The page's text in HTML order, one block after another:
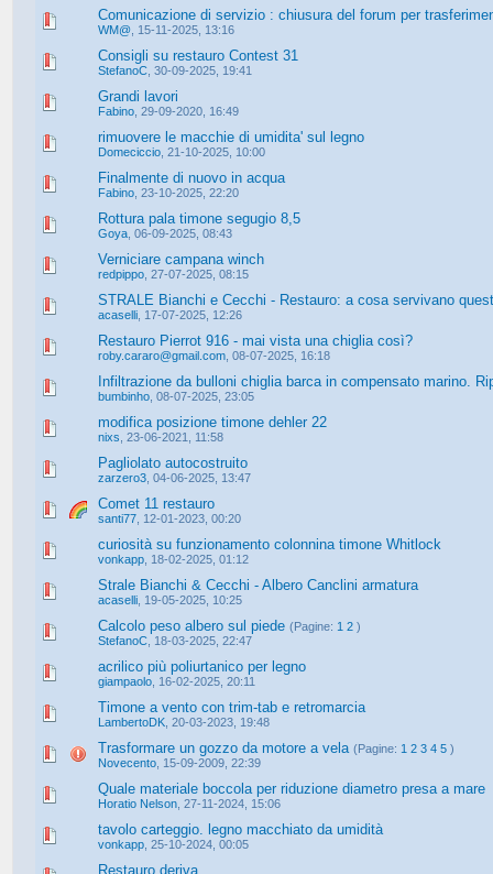
Comunicazione di servizio : chiusura del forum per
WM@ 15-11-2025, 13:16
Consigli su restauro Contest 31
StefanoC ,30-09-2025, 19:41
Grandi lavori
Fabino ,29-09-2020, 16:49
rimuovere le macchie di umidita' sul legno
Domeciccio ,21-10-2025, 10:00
Finalmente di nuovo in acqua
Fabino ,23-10-2025, 22:20
Rottura pala timone segugio 8,5
Goya ,06-09-2025, 08:43
Verniciare campana winch
redpippo ,27-07-2025, 08:15
STRALE Bianchi e Cecchi - Restauro: a cosa servivano
acaselli 17-07-2025, 12:26
Restauro Pierrot 916 - mai vista una chiglia così?
roby.cararo@gmail.com ,08-07-2025, 16:18
Infiltrazione da bulloni chiglia barca in compensato marino.
bumbinho ,08-07-2025, 23:05
modifica posizione timone dehler 22
nixs ,23-06-2021, 11:58
Pagliolato autocostruito
zarzero3 ,04-06-2025, 13:47
Comet 11 restauro
santi77 12-01-2023, 00:20
curiosità su funzionamento colonnina timone Whitlock
vonkapp 18-02-2025, 01:12
Strale Bianchi & Cecchi - Albero Canclini armatura
acaselli 19-05-2025, 10:25
Calcolo peso albero sul piede (Pagine: 1 2 )
StefanoC 18-03-2025, 22:47
acrilico più poliurtanico per legno
giampaolo 16-02-2025, 20:11
Timone a vento con trim-tab e retromarcia
LambertoDK ,20-03-2023, 19:48
Trasformare un gozzo da motore a vela (Pagine: 1 2 3 4 5 )
Novecento 15-09-2009, 22:39
Quale materiale boccola per riduzione diametro presa a mare
Horatio Nelson ,27-11-2024, 15:06
tavolo carteggio. legno macchiato da umidità
vonkapp ,25-10-2024, 00:05
Restauro deriva